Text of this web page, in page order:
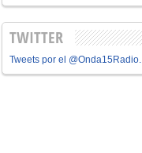
TWITTER
Tweets por el @Onda15Radio.